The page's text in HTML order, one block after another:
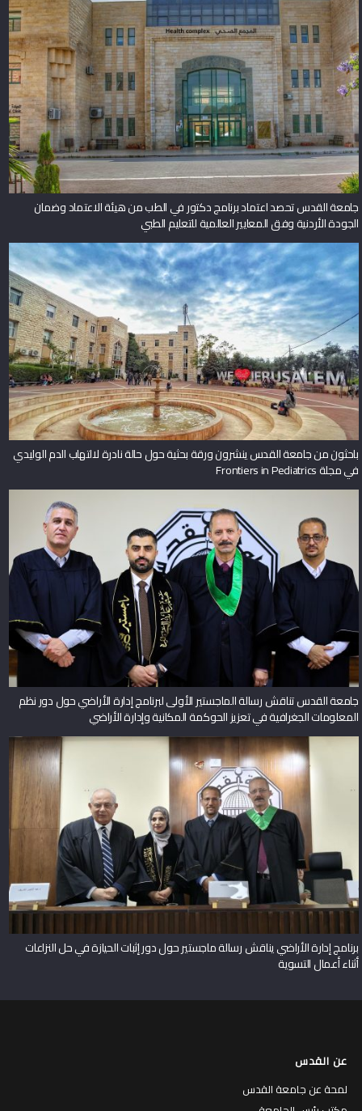
جامعة القدس تحصد اعتماد برنامج دكتور في الطب من هيئة الاعتماد وضمان
الجودة الأردنية وفق المعايير العالمية للتعليم الطبي
باحثون من جامعة القدس ينشرون ورقة بحثية حول حالة نادرة لالتهاب الدم الوليدي
في مجلة Frontiers in Pediatrics
جامعة القدس تناقش رسالة الماجستير الأولى لبرنامج إدارة الأراضي حول دور نظم
المعلومات الجغرافية في تعزيز الحوكمة المكانية وإدارة الأراضي
برنامج إدارة الأراضي يناقش رسالة ماجستير حول دور إثبات الحيازة في حل النزاعات
أثناء أعمال التسوية
عن القدس
لمحة عن جامعة القدس